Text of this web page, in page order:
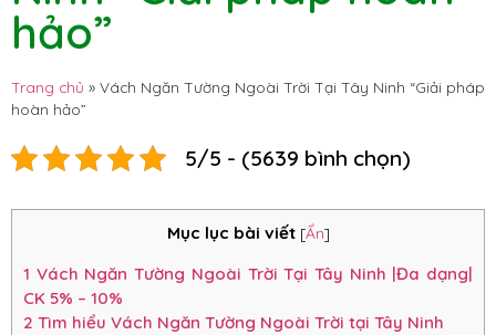
hảo”
Trang chủ » Vách Ngăn Tường Ngoài Trời Tại Tây Ninh “Giải pháp
hoàn hảo”
5/5 - (5639 bình chọn)
Mục lục bài viết [Ẩn]
1 Vách Ngăn Tường Ngoài Trời Tại Tây Ninh |Đa dạng|
CK 5% – 10%
2 Tìm hiểu Vách Ngăn Tường Ngoài Trời tại Tây Ninh